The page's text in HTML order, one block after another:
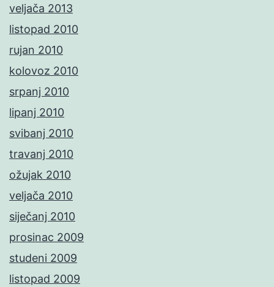
veljača 2013
listopad 2010
rujan 2010
kolovoz 2010
srpanj 2010
lipanj 2010
svibanj 2010
travanj 2010
ožujak 2010
veljača 2010
siječanj 2010
prosinac 2009
studeni 2009
listopad 2009